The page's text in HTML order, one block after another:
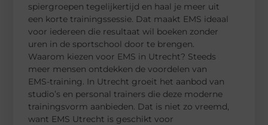
spiergroepen tegelijkertijd en haal je meer uit
een korte trainingssessie. Dat maakt EMS ideaal
voor iedereen die resultaat wil boeken zonder
uren in de sportschool door te brengen.
Waarom kiezen voor EMS in Utrecht? Steeds
meer mensen ontdekken de voordelen van
EMS-training. In Utrecht groeit het aanbod van
studio’s en personal trainers die deze moderne
trainingsvorm aanbieden. Dat is niet zo vreemd,
want EMS Utrecht is geschikt voor